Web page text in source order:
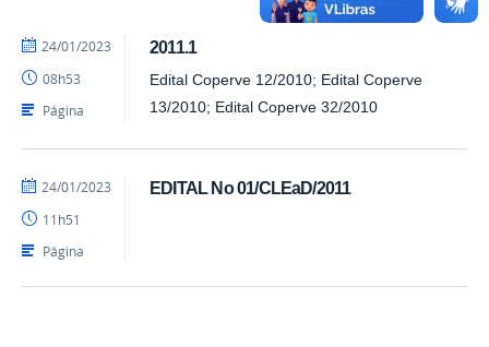
2011.1
Edital Coperve 12/2010; Edital Coperve
13/2010; Edital Coperve 32/2010
por
-
SEAD
publicado
24/01/2023
08h53
Página
EDITAL No 01/CLEaD/2011
por
-
SEAD
publicado
24/01/2023
11h51
Página